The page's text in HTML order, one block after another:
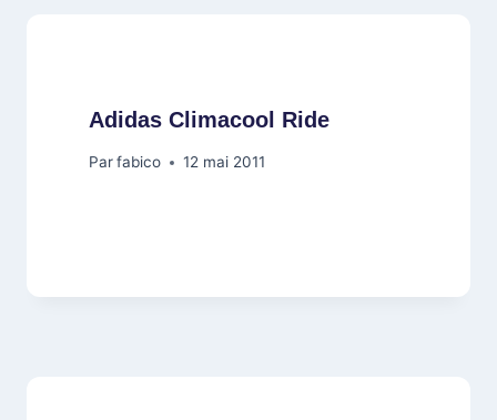
Adidas Climacool Ride
Parfabico 12 mai 2011